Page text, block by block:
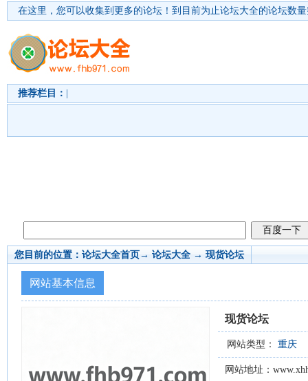
在这里，您可以收集到更多的论坛！ 到目前为止论坛大全的论坛数
推荐栏目：
您目前的位置： 论坛大全首页→ 论坛大全 →现货论坛
网站基本信息
现货论坛
网站类型： 重庆
网站地址：